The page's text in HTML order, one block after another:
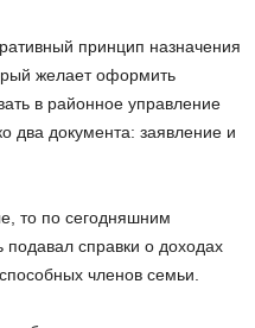
принцип назначения
желает оформить
в районное управление
два документа: заявление и
то по сегодняшним
справки о доходах
членов семьи.